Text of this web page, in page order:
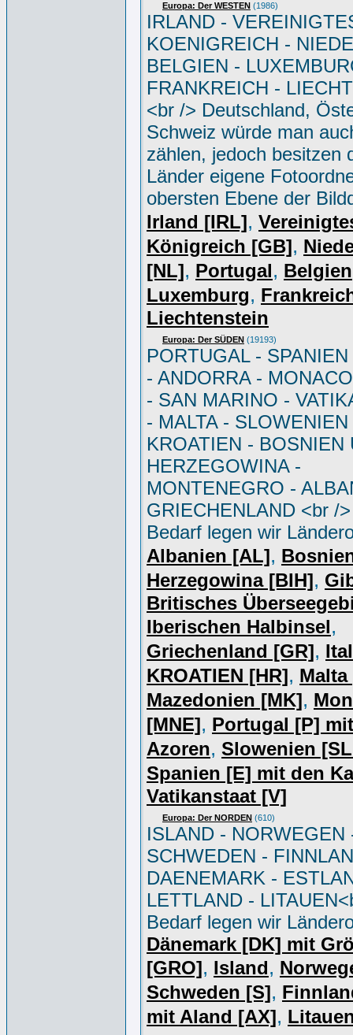
Europa: Der WESTEN (1986)
IRLAND -
KOENIGREICH -
BELGIEN -
FRANKREICH -
<br /> Deutschland,
Schweiz würde man
zählen, jedoch besitzen
Länder eigene
obersten Ebene der
Irland [IRL],
Königreich [GB],
[NL], Portugal, Belgien
Luxemburg,
Liechtenstein
Europa: Der SÜDEN (19193)
PORTUGAL -
- ANDORRA -
- SAN MARINO -
- MALTA - SLOWENIEN
KROATIEN - BOSNIEN
HERZEGOWINA -
MONTENEGRO -
GRIECHENLAND <br /
Bedarf legen wir
Albanien [AL],
Herzegowina [BIH],
Britisches
Iberischen Halbinsel,
Griechenland [GR],
KROATIEN [HR], Malta
Mazedonien [MK],
[MNE], Portugal [P]
Azoren, Slowenien
Spanien [E] mit den
Vatikanstaat [V]
Europa: Der NORDEN (610)
ISLAND - NORWEGEN
SCHWEDEN -
DAENEMARK -
LETTLAND -
Bedarf legen wir
Dänemark [DK] mit
[GRO], Island,
Schweden [S],
mit Aland [AX],